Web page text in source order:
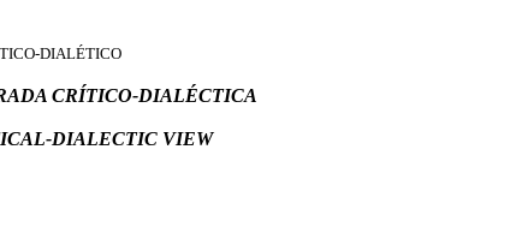
DIALÉTICO
CRÍTICO-DIALÉCTICA
DIALECTIC VIEW